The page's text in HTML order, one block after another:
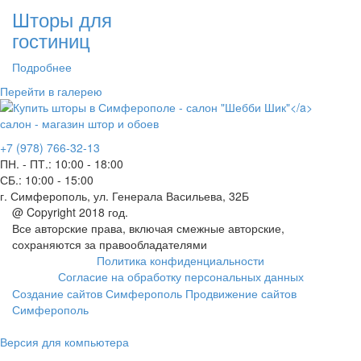
Шторы для
гостиниц
Подробнее
Перейти в галерею
салон - магазин штор и обоев
+7 (978) 766-32-13
ПН. - ПТ.: 10:00 - 18:00
СБ.: 10:00 - 15:00
г. Симферополь, ул. Генерала Васильева, 32Б
@ Copyright 2018 год.
Все авторские права, включая смежные авторские,
сохраняются за правообладателями
Политика конфиденциальности
Согласие на обработку персональных данных
Создание сайтов Симферополь Продвижение сайтов
Симферополь
Версия для компьютера